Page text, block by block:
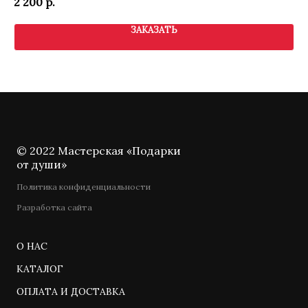
ЗАКАЗАТЬ
© 2022 Мастерская «Подарки
от души»
Политика конфиденциальности
Разработка сайта
О НАС
КАТАЛОГ
ОПЛАТА И ДОСТАВКА